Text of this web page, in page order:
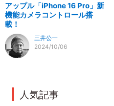
アップル「iPhone 16 Pro」新
機能カメラコントロール搭
載！
三井公一
2024/10/06
人気記事